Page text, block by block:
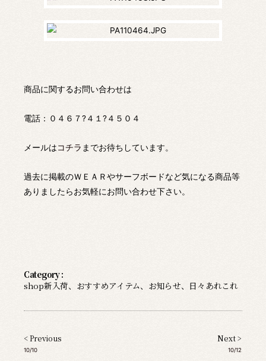
商品に関するお問い合わせは
電話：０４６７?４１?４５０４
メールはコチラ までお待ちしています。
過去に掲載のＷＥＡＲやサーフボードなど気になる商品等
ありましたらお気軽にお問い合わせ下さい。
Category :
shop新入荷、 おすすめアイテム、 お知らせ、 日々あれこれ
< Previous
10/10
Next >
10/12